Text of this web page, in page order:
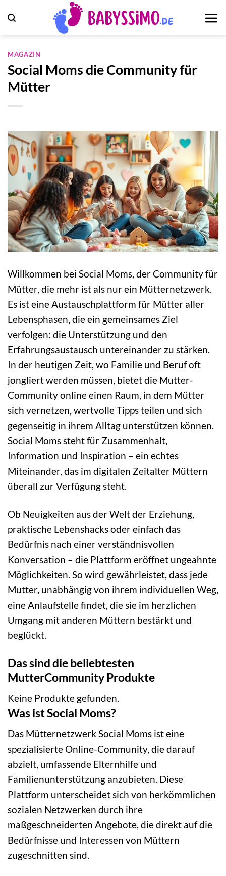
Inhalt
MAGAZIN
Social Moms die Community für
Mütter
Willkommen bei Social Moms, der Community für
Mütter, die mehr ist als nur ein Mütternetzwerk.
Es ist eine Austauschplattform für Mütter aller
Lebensphasen, die ein gemeinsames Ziel
verfolgen: die Unterstützung und den
Erfahrungsaustausch untereinander zu stärken.
In der heutigen Zeit, wo Familie und Beruf oft
jongliert werden müssen, bietet die Mutter-
Community online einen Raum, in dem Mütter
sich vernetzen, wertvolle Tipps teilen und sich
gegenseitig in ihrem Alltag unterstützen können.
Social Moms steht für Zusammenhalt,
Information und Inspiration – ein echtes
Miteinander, das im digitalen Zeitalter Müttern
überall zur Verfügung steht.
Ob Neuigkeiten aus der Welt der Erziehung,
praktische Lebenshacks oder einfach das
Bedürfnis nach einer verständnisvollen
Konversation – die Plattform eröffnet ungeahnte
Möglichkeiten. So wird gewährleistet, dass jede
Mutter, unabhängig von ihrem individuellen Weg,
eine Anlaufstelle findet, die sie im herzlichen
Umgang mit anderen Müttern bestärkt und
beglückt.
Das sind die beliebtesten
MutterCommunity Produkte
Keine Produkte gefunden.
Was ist Social Moms?
Das Mütternetzwerk Social Moms ist eine
spezialisierte Online-Community, die darauf
abzielt, umfassende Elternhilfe und
Familienunterstützung anzubieten. Diese
Plattform unterscheidet sich von herkömmlichen
sozialen Netzwerken durch ihre
maßgeschneiderten Angebote, die direkt auf die
Bedürfnisse und Interessen von Müttern
zugeschnitten sind.